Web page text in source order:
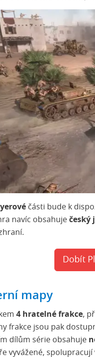
části bude k
navíc obsahuje český
Dobít
mapy
4 hratelné frakce,
frakce jsou pak
dílům série obsahuje
vyvážené,